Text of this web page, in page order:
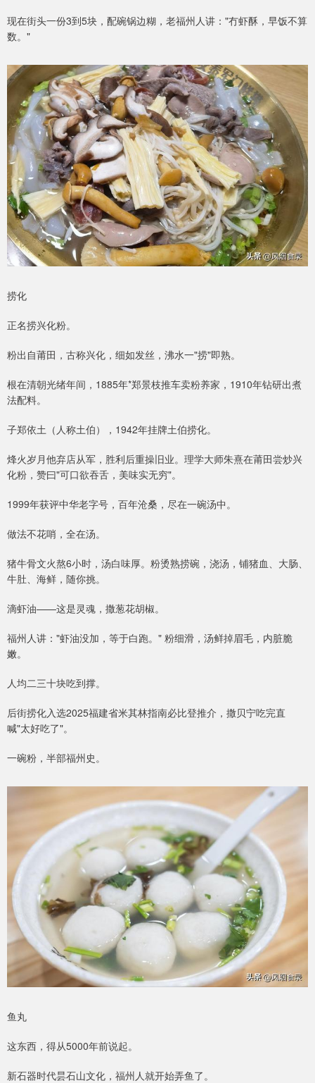
现在街头一份3到5块，配碗锅边糊，老福州人讲："冇虾酥，早饭不算
数。"
捞化
正名捞兴化粉。
粉出自莆田，古称兴化，细如发丝，沸水一"捞"即熟。
根在清朝光绪年间，1885年*郑景枝推车卖粉养家，1910年钻研出煮
法配料。
子郑依土（人称土伯），1942年挂牌土伯捞化。
烽火岁月他弃店从军，胜利后重操旧业。理学大师朱熹在莆田尝炒兴
化粉，赞曰"可口欲吞舌，美味实无穷"。
1999年获评中华老字号，百年沧桑，尽在一碗汤中。
做法不花哨，全在汤。
猪牛骨文火熬6小时，汤白味厚。粉烫熟捞碗，浇汤，铺猪血、大肠、
牛肚、海鲜，随你挑。
滴虾油——这是灵魂，撒葱花胡椒。
福州人讲："虾油没加，等于白跑。" 粉细滑，汤鲜掉眉毛，内脏脆
嫩。
人均二三十块吃到撑。
后街捞化入选2025福建省米其林指南必比登推介，撒贝宁吃完直
喊"太好吃了"。
一碗粉，半部福州史。
鱼丸
这东西，得从5000年前说起。
新石器时代昙石山文化，福州人就开始弄鱼了。